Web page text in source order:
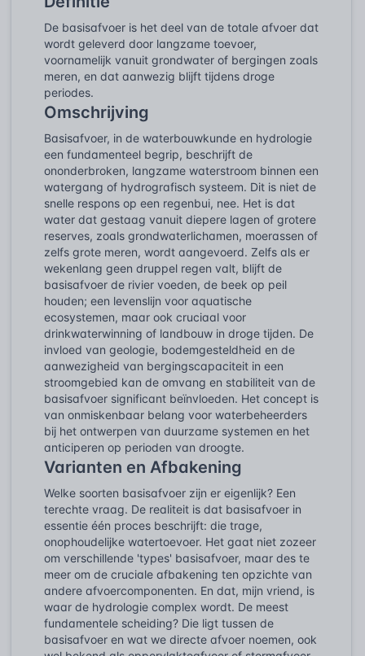
De basisafvoer is het deel van de totale afvoer dat
wordt geleverd door langzame toevoer,
voornamelijk vanuit grondwater of bergingen zoals
meren, en dat aanwezig blijft tijdens droge
periodes.
Omschrijving
Basisafvoer, in de waterbouwkunde en hydrologie
een fundamenteel begrip, beschrijft de
ononderbroken, langzame waterstroom binnen een
watergang of hydrografisch systeem. Dit is niet de
snelle respons op een regenbui, nee. Het is dat
water dat gestaag vanuit diepere lagen of grotere
reserves, zoals grondwaterlichamen, moerassen of
zelfs grote meren, wordt aangevoerd. Zelfs als er
wekenlang geen druppel regen valt, blijft de
basisafvoer de rivier voeden, de beek op peil
houden; een levenslijn voor aquatische
ecosystemen, maar ook cruciaal voor
drinkwaterwinning of landbouw in droge tijden. De
invloed van geologie, bodemgesteldheid en de
aanwezigheid van bergingscapaciteit in een
stroomgebied kan de omvang en stabiliteit van de
basisafvoer significant beïnvloeden. Het concept is
van onmiskenbaar belang voor waterbeheerders
bij het ontwerpen van duurzame systemen en het
anticiperen op perioden van droogte.
Varianten en Afbakening
Welke soorten basisafvoer zijn er eigenlijk? Een
terechte vraag. De realiteit is dat basisafvoer in
essentie één proces beschrijft: die trage,
onophoudelijke watertoevoer. Het gaat niet zozeer
om verschillende 'types' basisafvoer, maar des te
meer om de cruciale afbakening ten opzichte van
andere afvoercomponenten. En dat, mijn vriend, is
waar de hydrologie complex wordt. De meest
fundamentele scheiding? Die ligt tussen de
basisafvoer en wat we directe afvoer noemen, ook